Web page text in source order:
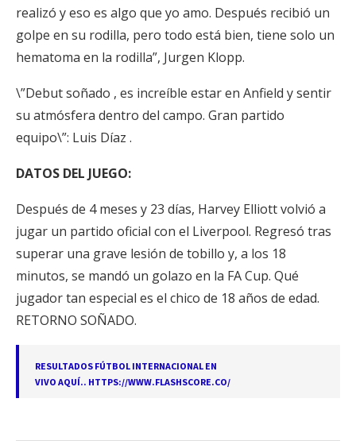
realizó y eso es algo que yo amo. Después recibió un
golpe en su rodilla, pero todo está bien, tiene solo un
hematoma en la rodilla”, Jurgen Klopp.
\”Debut soñado , es increíble estar en Anfield y sentir
su atmósfera dentro del campo. Gran partido
equipo\”: Luis Díaz .
DATOS DEL JUEGO:
Después de 4 meses y 23 días, Harvey Elliott volvió a
jugar un partido oficial con el Liverpool. Regresó tras
superar una grave lesión de tobillo y, a los 18
minutos, se mandó un golazo en la FA Cup. Qué
jugador tan especial es el chico de 18 años de edad.
RETORNO SOÑADO.
RESULTADOS FÚTBOL INTERNACIONAL EN
VIVO AQUÍ.. HTTPS://WWW.FLASHSCORE.CO/